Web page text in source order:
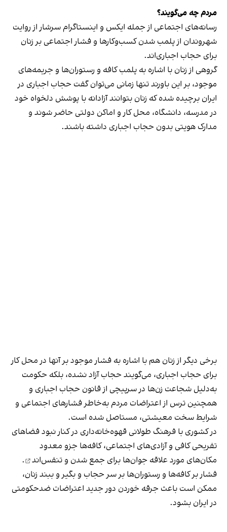
مردم چه می‌گویند؟
رسانه‎‌های اجتماعی از جمله ایکس و اینستاگرام سرشار از روایت
شهروندان از پلمب شدن کسب‌وکارها و فشار اجتماعی بر زنان
برای حجاب اجباری‌اند.
گروهی از زنان با اشاره به پلمب کافه و رستوران‌ها و جریمه‌های
موجود، بر این باورند تنها زمانی می‌توان گفت حجاب اجباری در
ایران برچیده شده که زنان بتوانند آزادانه با پوشش دلخواه خود
در مدرسه، دانشگاه، محل کار و اماکن دولتی حاضر شوند و
مدارک هویتی بدون حجاب اجباری داشته باشند.
برخی دیگر از زنان هم با اشاره به فشار موجود بر آنها در محل کار
برای حجاب اجباری، می‌گویند حجاب آزاد نشده، بلکه حکومت
به‌دلیل شجاعت زن‌ها در سرپیچی از قانون حجاب اجباری و
همچنین ترس از اعتراضات مردم به‌خاطر فشارهای اجتماعی و
شرایط سخت معیشتی، مستاصل شده است.
در کشوری با فرهنگ طولانی قهوه‌‌خانه‌داری در کنار نبود فضاهای
تفریحی کافی و آزادی‌های اجتماعی، کافه‌ها جزو معدود
مکان‌های مورد علاقه جوان‌ها برای جمع شدن و تنفس‌اند
.
فشار بر کافه‌ها و رستوران‌ها بر سر حجاب و بگیر و ببند زنان،
ممکن است باعث جرقه خوردن دور جدید اعتراضات ضدحکومتی
در ایران بشود.